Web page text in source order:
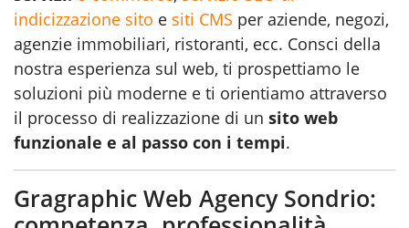
indicizzazione sito e siti CMS per aziende, negozi,
agenzie immobiliari, ristoranti, ecc. Consci della
nostra esperienza sul web, ti prospettiamo le
soluzioni più moderne e ti orientiamo attraverso
il processo di realizzazione di un sito web
funzionale e al passo con i tempi.
Gragraphic Web Agency Sondrio: